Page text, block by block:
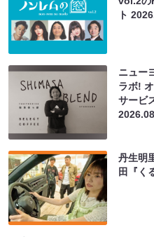
ト
ニュー
ラボ!
サービ
丹生明
田『く